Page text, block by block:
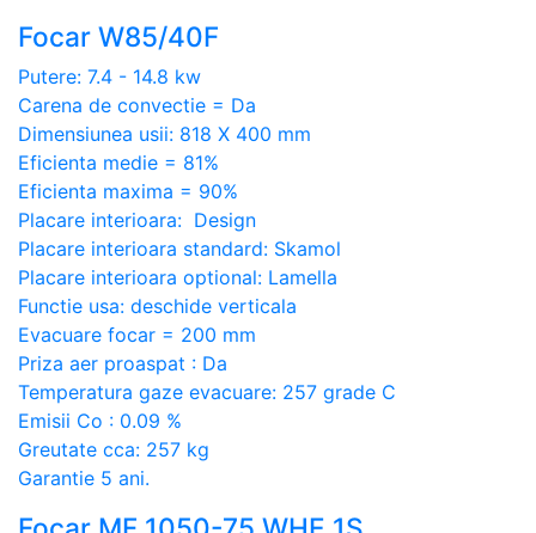
Focar W85/40F
Putere: 7.4 - 14.8 kw
Carena de convectie = Da
Dimensiunea usii: 818 X 400 mm
Eficienta medie = 81%
Eficienta maxima = 90%
Placare interioara: Design
Placare interioara standard: Skamol
Placare interioara optional: Lamella
Functie usa: deschide verticala
Evacuare focar = 200 mm
Priza aer proaspat : Da
Temperatura gaze evacuare: 257 grade C
Emisii Co : 0.09 %
Greutate cca: 257 kg
Garantie 5 ani.